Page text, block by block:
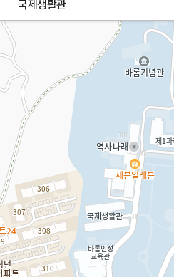
국제생활관
기독교교육관(대학교회)
대강당
바롬기념관
바롬인성교육관
별관
실습주택(사택)
사택